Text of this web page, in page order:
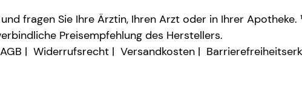
fragen Sie Ihre Ärztin, Ihren Arzt oder in Ihrer
Preisempfehlung des Herstellers.
AGB Widerrufsrecht Versandkosten